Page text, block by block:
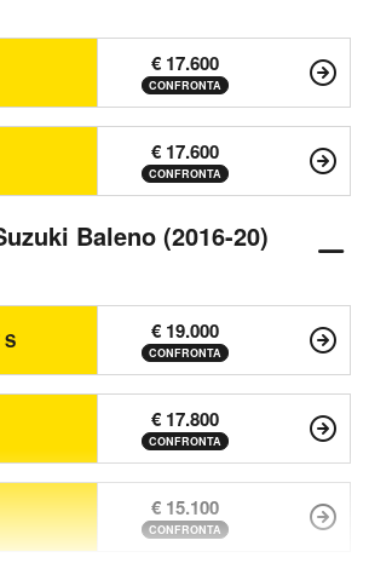
€ 17.600
CONFRONTA
€ 17.600
CONFRONTA
Baleno (2016-20)
€ 19.000
CONFRONTA
€ 17.800
CONFRONTA
€ 15.100
CONFRONTA